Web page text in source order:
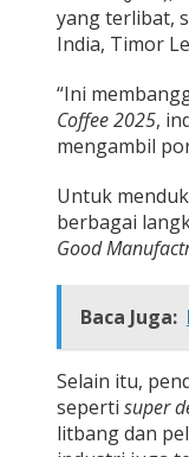
yang terlibat,
India, Timor
“Ini
Coffee 2025,
mengambil
Untuk
berbagai
Good
Baca Juga:
Selain itu,
seperti super
litbang dan